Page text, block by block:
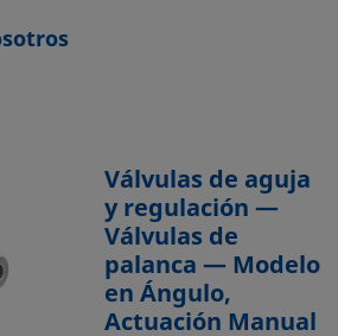
Válvulas de aguja
y regulación —
Válvulas de
palanca — Modelo
en Ángulo,
Actuación Manual